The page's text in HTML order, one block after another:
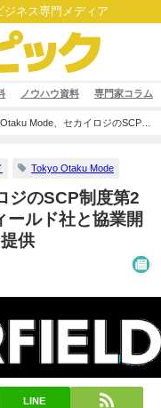
ジネス専門メディア
ノウハウ資料 専門家コラム
Mode、セカイロジのSCP制
Tokyo Otaku Mode
ジのSCP制度第2
ールド社と協業開
供
LINE